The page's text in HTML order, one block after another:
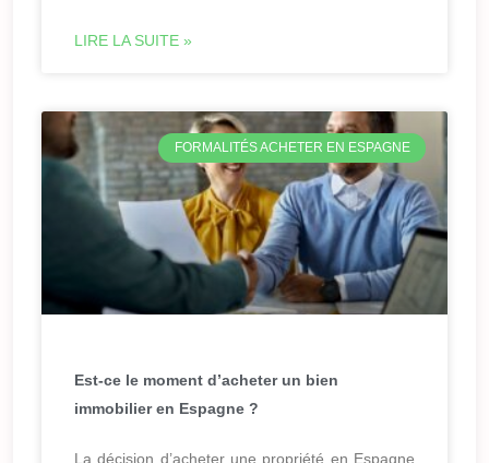
LIRE LA SUITE »
FORMALITÉS ACHETER EN ESPAGNE
Est-ce le moment d’acheter un bien
immobilier en Espagne ?
La décision d’acheter une propriété en Espagne